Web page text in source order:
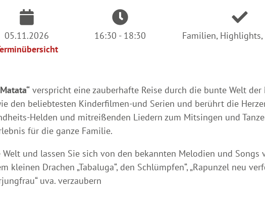
05.11.2026
16:30 - 18:30 Familien,
verspricht eine zauberhafte Reise durch die bunte Welt der
den beliebtesten Kinderfilmen-und Serien und berührt die
Helden und mitreißenden Liedern zum Mitsingen und
für die ganze Familie.
und lassen Sie sich von den bekannten Melodien und Songs
kleinen Drachen „Tabaluga“, den Schlümpfen“, „Rapunzel neu
uva. verzaubern